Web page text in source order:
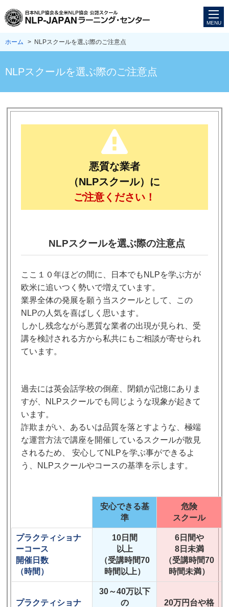
ホーム > NLPスクールを選ぶ際のご注意点
NLPスクールを選ぶ際のご注意点
悪質な業者
（NLPスクール）に
ご注意ください！
NLPスクールを選ぶ際の注意点
ここ１０年ほどの間に、
日本でもNLPを学ぶ方が
欧米に追いつく勢いで増えています。
業界全体の発展を願う当スクールとして、この
NLPの人気を喜ばしく思います。
しかし残念ながら悪質な業者の出現が見られ、 受
講を検討される方から私共にもご相談が寄せられ
ています。
過去には英会話学校の倒産、閉鎖が記憶にありま
すが、 NLPスクールでも同じような現象が起きて
います。
詐欺まがい、あるいは品質を落とすような、極端
な運営方法で講座を開催しているスクールが散見
されるため、
安心してNLPを学ぶ事ができるよ
う、NLPスクールやコースの基準を示します。
安心できる基
準
危険
スクール
プラクティショナ
ーコース
開催日数
（時間）
10日間
以上
（受講時間70
時間以上）
6日間や
8日未満
（受講時間70
時間未満）
プラクティショナ
30～40万以下
の
20万円台や格